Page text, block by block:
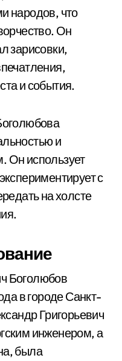
народов, что
Он
зарисовки,
и события.
и
Он использует
с
на холсте
Боголюбов
в городе Санкт-
Григорьевич
инженером, а
была